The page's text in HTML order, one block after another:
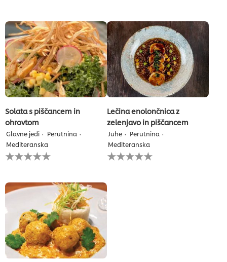
bila
predložena
nobena
ocena
bila
predložena
nobena
ocena
Solata s piščancem in
ohrovtom
Glavne jedi
Perutnina
Mediteranska
Za
to
bila
nobena
ocena
Lečina enolončnica z
zelenjavo in piščancem
Juhe
Perutnina
Mediteranska
Za
to